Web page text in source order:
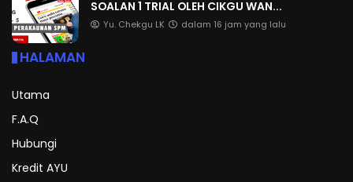
SOALAN 1 TRIAL OLEH CIKGU WAN...
Yu. Chekgu LK dalam 16 jam yang lalu
HALAMAN
Utama
F.A.Q
Hubungi
Kredit AYU